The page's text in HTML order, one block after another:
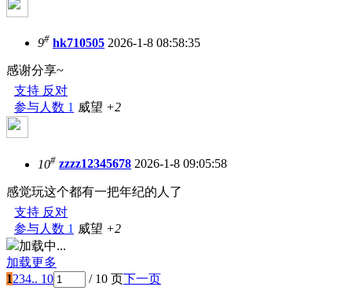
9# hk710505 2026-1-8 08:58:35
感谢分享~
支持 反对
参与人数 1 威望 +2
10# zzzz12345678 2026-1-8 09:05:58
感觉玩这个都有一把年纪的人了
支持 反对
参与人数 1 威望 +2
加载中...
加载更多
1234.. 10 / 10 页下一页